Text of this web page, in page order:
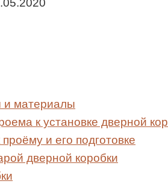
и материалы
к установке дверной
и его подготовке
дверной коробки